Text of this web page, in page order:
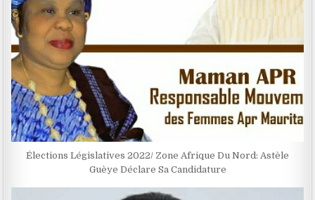
Élections Législatives 2022/ Zone Afrique Du Nord: Astèle
Guèye Déclare Sa Candidature